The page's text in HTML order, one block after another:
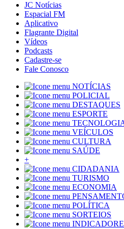
JC Notícias
Espacial FM
Aplicativo
Flagrante Digital
Vídeos
Podcasts
Cadastre-se
Fale Conosco
NOTÍCIAS
POLICIAL
DESTAQUES
ESPORTE
VEÍCULOS
CULTURA
SAÚDE
+
CIDADANIA
TURISMO
ECONOMIA
POLÍTICA
SORTEIOS